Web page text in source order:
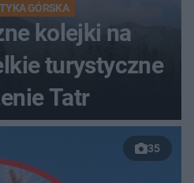
GÓRSKA
kolejki na
turystyczne
Tatr
35